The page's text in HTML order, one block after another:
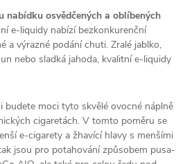
nabídku osvědčených a oblíbených
e-liquidy nabízí bezkonkurenční
a výrazné podání chuti. Zralé jablko,
nebo sladká jahoda, kvalitní e-liquidy
budete moci tyto skvělé ovocné náplně
cigaretách. V tomto poměru se
e-cigarety a žhavící hlavy s menšími
jsou pro potahování způsobem pusa-